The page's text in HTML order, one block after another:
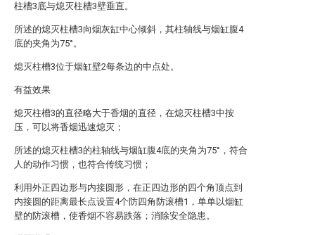
柱槽3底与熄灭柱槽3壁垂直。
所述的熄灭柱槽3向烟灰缸中心倾斜，其柱轴线与烟缸腹4
底的夹角为75°。
熄灭柱槽3位于烟缸壁2每条边的中点处。
有益效果
熄灭柱槽3的直径略大于香烟的直径，在熄灭柱槽3中按
压，可以将香烟迅速熄灭；
所述的熄灭柱槽3的柱轴线与烟缸腹4底的夹角为75°，符合
人的动作习惯，也符合传统习惯；
利用外正四边形与内接圆形，在正四边形的四个角顶点到
内接圆的距离最长点设置4个防四角防滚槽1，单单以烟缸
壁的防滚槽，使香烟不容易跌落；消除安全隐患。